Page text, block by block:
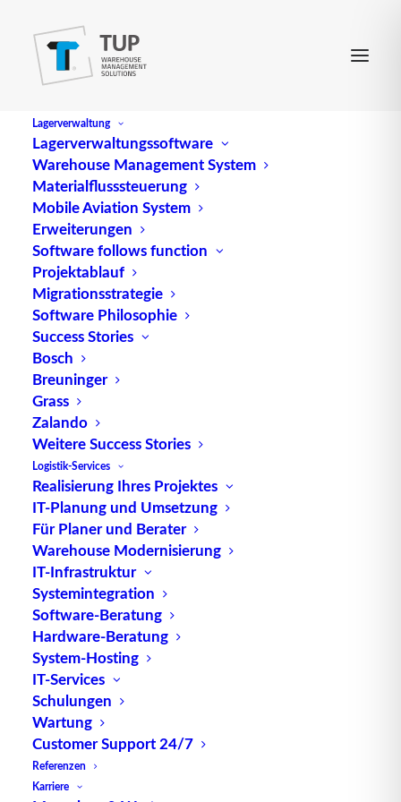
Lagerverwaltung
Lagerverwaltungssoftware
Warehouse Management System
Materialflusssteuerung
Mobile Aviation System
Erweiterungen
Software follows function
Projektablauf
Migrationsstrategie
Software Philosophie
Success Stories
Bosch
Breuninger
Grass
Zalando
Weitere Success Stories
Logistik-Services
Realisierung Ihres Projektes
IT-Planung und Umsetzung
Für Planer und Berater
Warehouse Modernisierung
IT-Infrastruktur
Systemintegration
Software-Beratung
Hardware-Beratung
System-Hosting
IT-Services
Schulungen
Wartung
Customer Support 24/7
Referenzen
Karriere
Asset Management System
Ein Asset Management System (AMS) ist eine
Softwarelösung, die Unternehmen dabei
unterstützt, ihre Anlagen effizient zu verwalten
und zu optimieren. Es bietet eine zentrale
Plattform zur Verfolgung, Überwachung und
Wartung
gesamten Lebenszyklus.
Die Hauptfunktionen eines Asset Management
Systems umfassen die
Anlageninformationen, die Planung von Wartungs-
und Instandhaltungsaktivitäten, die Verfolgung von
Vermögenswerten über Standorte hinweg, die
Bewertung von Risiken und die Berechnung von
Lebenszykluskosten.
Durch den Einsatz eines Asset Management
Systems können Unternehmen eine bessere
Kontrolle über ihre Anlagen gewinnen und
fundierte Entscheidungen über Investitionen,
Wartung und Ersatz treffen. Dies ermöglicht es
ihnen, die Lebensdauer ihrer Anlagen zu
verlängern, Ausfallzeiten zu minimieren und die
Gesamtbetriebskosten zu senken.